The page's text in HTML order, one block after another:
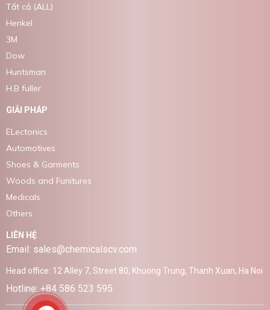
Tất cả (ALL)
Henkel
3M
Dow
Huntsman
H.B fuller
GIẢI PHÁP
ELectonics
Automotives
Shoes & Garments
Woods and Funitures
Medicals
Others
LIÊN HỆ
Email: sales@chemicalscv.com
Head office: 12 Alley 7, Street 80, Khuong Trung, Thanh Xuan, Ha Noi
Hotline: +84 586 523 595